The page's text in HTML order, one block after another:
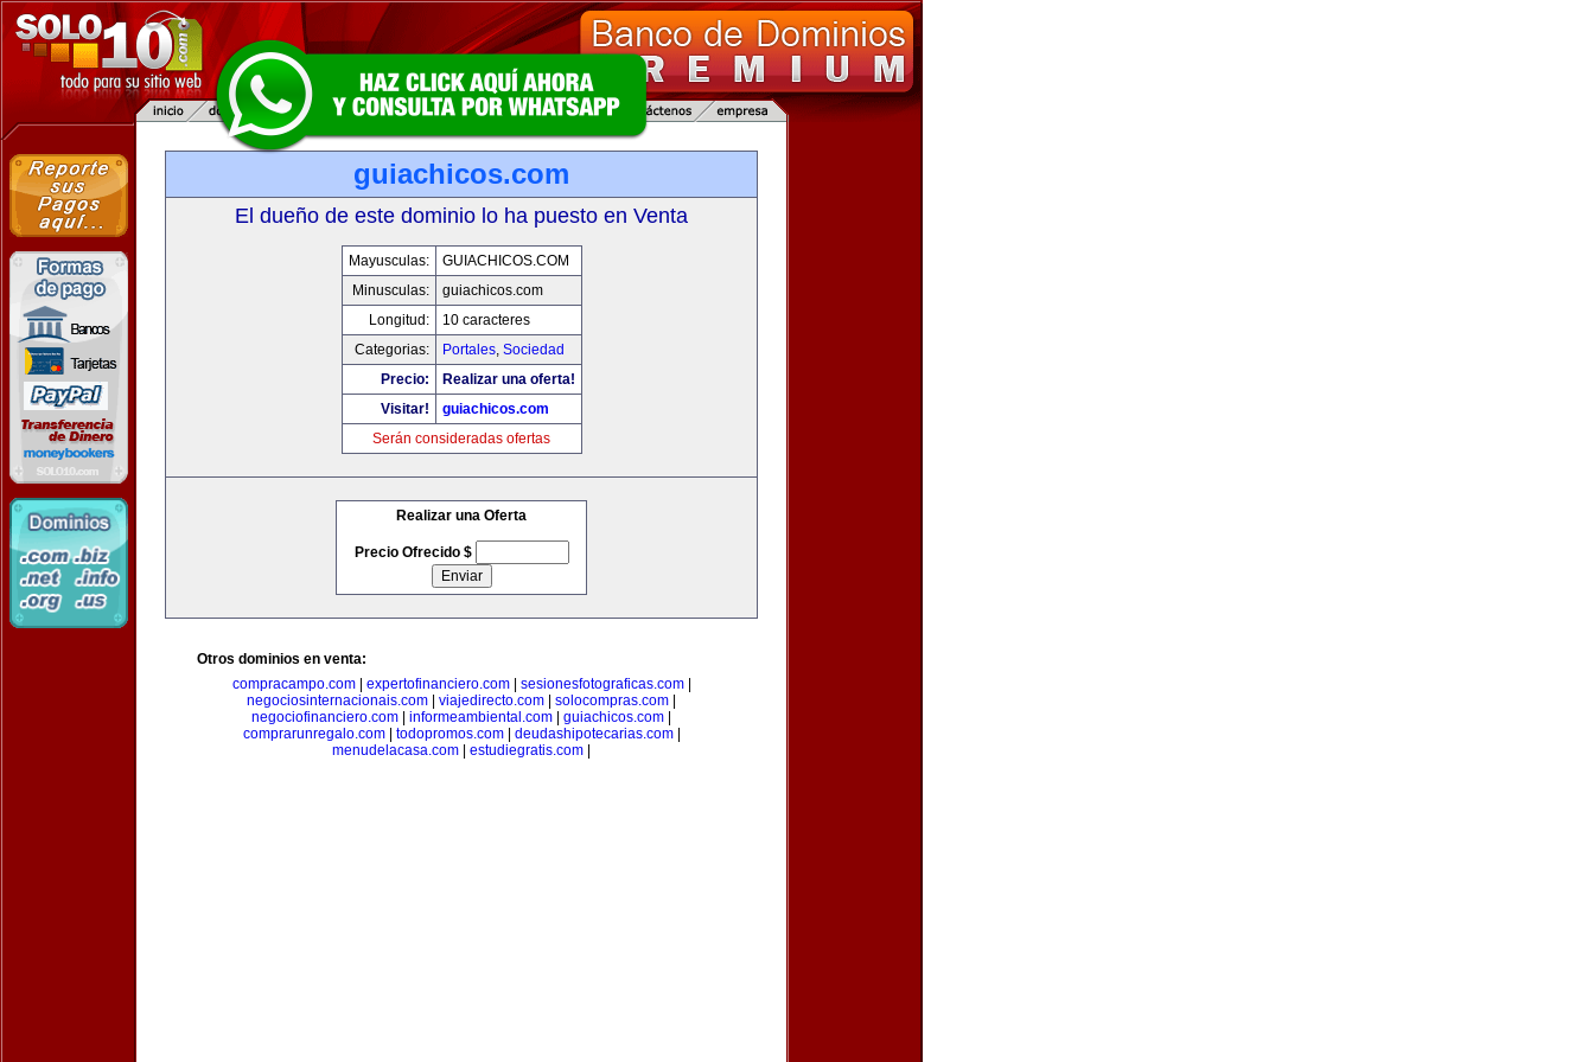
guiachicos.com
El dueño de este dominio lo ha puesto en Venta
Mayusculas:
GUIACHICOS.COM
Minusculas:
guiachicos.com
Longitud:
10 caracteres
Categorias:
Portales, Sociedad
Precio:
Realizar una oferta!
Visitar!
guiachicos.com
Serán consideradas ofertas
Realizar una Oferta
Precio Ofrecido $
Otros dominios en venta:
compracampo.com| expertofinanciero.com| sesionesfotograficas.com|
negociosinternacionais.com
viajedirecto.com solocompras.com
negociofinanciero.com
informeambiental.com guiachicos.com
comprarunregalo.com| todopromos.com| deudashipotecarias.com|
menudelacasa.com
estudiegratis.com